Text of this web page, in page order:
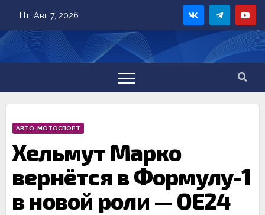
content
Пт. Авг 7, 2026
АВТО-МОТОСПОРТ
Хельмут Марко
вернётся в Формулу-1
в новой роли — OE24